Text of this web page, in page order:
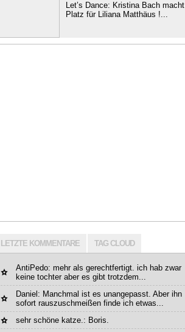
Let’s Dance: Kristina Bach macht
Platz für Liliana Matthäus !...
LETZTE KOMMENTARE TAG CLOUD
AntiPedo: mehr als gerechtfertigt. ich hab zwar
keine tochter aber es gibt trotzdem...
Daniel : Manchmal ist es unangepasst. Aber ihn
sofort rauszuschmeißen finde ich etwas...
sehr schöne katze.: Boris.